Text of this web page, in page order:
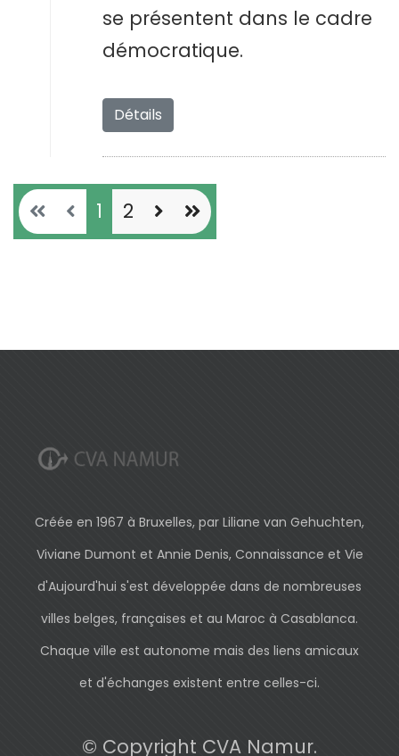
se présentent dans le cadre
démocratique.
Détails
1 2
Créée en 1967 à Bruxelles, par Liliane van Gehuchten,
Viviane Dumont et Annie Denis, Connaissance et Vie
d'Aujourd'hui s'est développée dans de nombreuses
villes belges, françaises et au Maroc à Casablanca.
Chaque ville est autonome mais des liens amicaux
et d'échanges existent entre celles-ci.
© Copyright CVA Namur.